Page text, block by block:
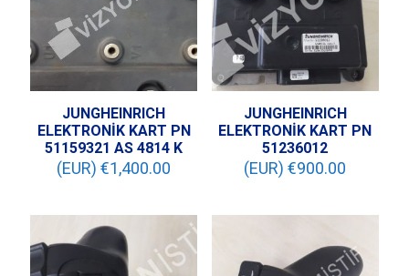
JUNGHEINRICH
ELEKTRONİK KART PN
51159321 AS 4814 K
(EUR) €1,400.00
JUNGHEINRICH
ELEKTRONİK KART PN
51236012
(EUR) €900.00